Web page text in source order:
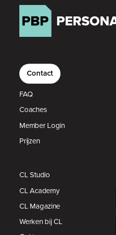
Contact
FAQ
Coaches
Member Login
Prijzen
CL Studio
CL Academy
CL Magazine
Werken bij CL